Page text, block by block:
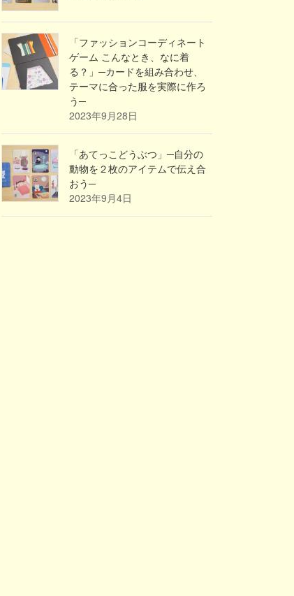
「ファッションコーディネート
ゲーム こんなとき、なに着
る？」─カードを組み合わせ、
テーマに合った服を実際に作ろ
う─
2023年9月28日
「あてっこどうぶつ」─自分の
動物を２枚のアイテムで伝え合
おう─
2023年9月4日